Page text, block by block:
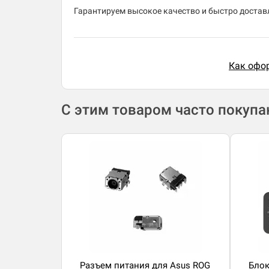
Гарантируем высокое качество и быстро
Как
С этим товаром часто
Разъем питания для Asus ROG